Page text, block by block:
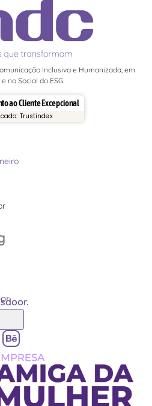
Inclusiva e Humanizada, em
no Social do ESG.
ao Cliente Excepcional
Trustindex